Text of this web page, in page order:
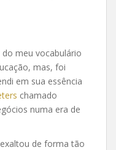
do meu vocabulário
mas, foi
em sua essência
chamado
numa era de
de forma tão